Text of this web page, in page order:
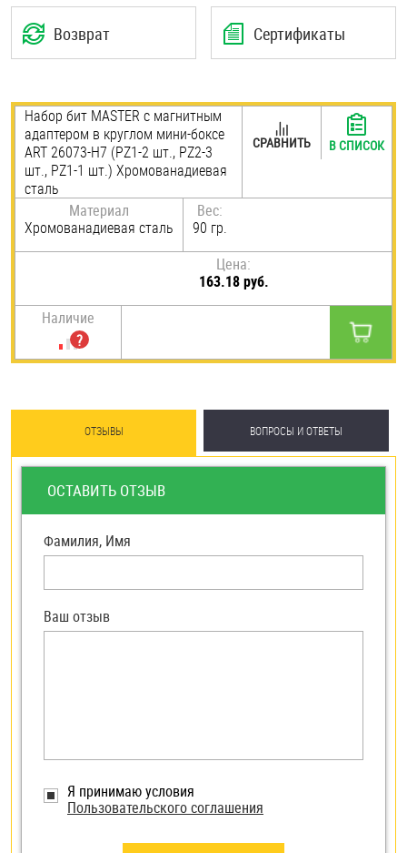
Хомуты
Шайбы
Шпильки
Шплинты
Штифты и пальцы
Возврат Сертификаты
Набор бит MASTER с магнитным
адаптером в круглом мини-боксе
ART 26073-Н7 (PZ1-2 шт., PZ2-3
шт., PZ1-1 шт.) Хромованадиевая
сталь
Материал
Хромованадиевая сталь
Вес:
90 гр.
Цена:
163.18 руб.
Наличие
СРАВНИТЬ В СПИСОК
ОТЗЫВЫ ВОПРОСЫ И ОТВЕТЫ
ОСТАВИТЬ ОТЗЫВ
Фамилия, Имя
Я принимаю условия
Пользовательского соглашения
Ваш отзыв